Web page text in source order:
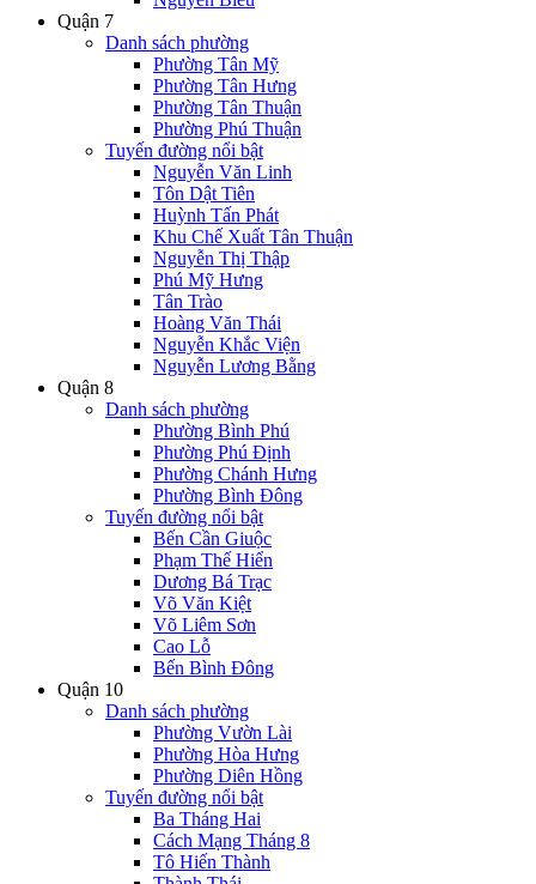
Quận 7
Danh sách phường
Phường Tân Mỹ
Phường Tân Hưng
Phường Tân Thuận
Phường Phú Thuận
Tuyến đường nổi bật
Nguyễn Văn Linh
Tôn Dật Tiên
Huỳnh Tấn Phát
Khu Chế Xuất Tân Thuận
Nguyễn Thị Thập
Phú Mỹ Hưng
Tân Trào
Hoàng Văn Thái
Nguyễn Khắc Viện
Nguyễn Lương Bằng
Quận 8
Danh sách phường
Phường Bình Phú
Phường Phú Định
Phường Chánh Hưng
Phường Bình Đông
Tuyến đường nổi bật
Bến Cần Giuộc
Phạm Thế Hiển
Dương Bá Trạc
Võ Văn Kiệt
Võ Liêm Sơn
Cao Lỗ
Bến Bình Đông
Quận 10
Danh sách phường
Phường Vườn Lài
Phường Hòa Hưng
Phường Diên Hồng
Tuyến đường nổi bật
Ba Tháng Hai
Cách Mạng Tháng 8
Tô Hiến Thành